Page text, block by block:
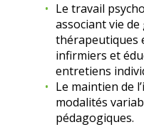
Le travail
associant vie
thérapeutiques
infirmiers et
entretiens
Le maintien de
modalités
pédagogiques.